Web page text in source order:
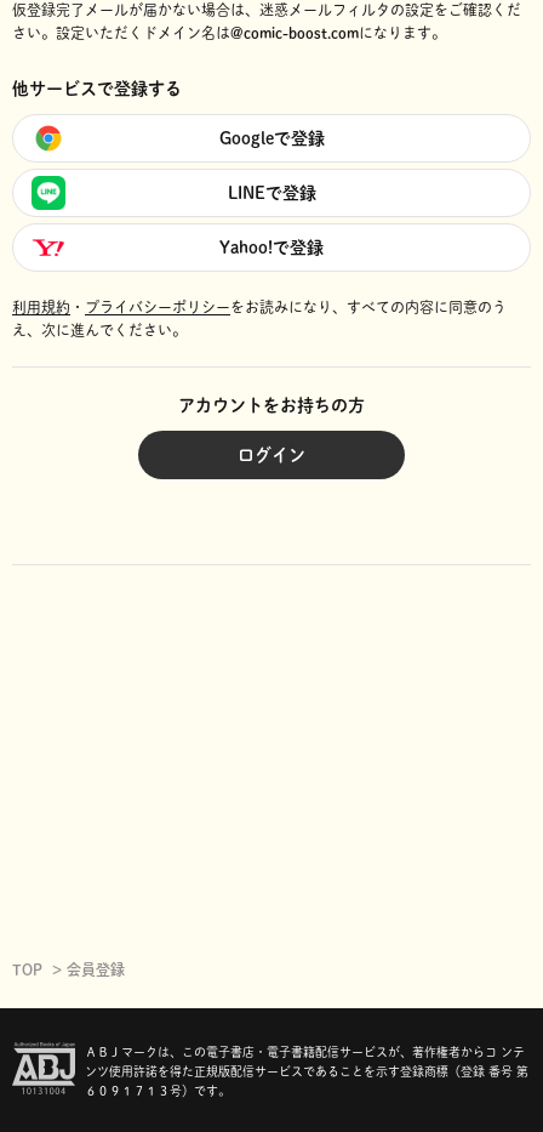
仮登録完了メールが届かない場合は、迷惑メールフィルタの設定をご確認くだ
さい。 設定いただくドメイン名は@comic-boost.comになります。
他サービスで登録する
Googleで登録
LINEで登録
Yahoo!で登録
利用規約 ・ プライバシーポリシーをお読みになり、 すべての内容に同意のう
え、次に進んでください。
アカウントをお持ちの方
ログイン
TOP 会員登録
ＡＢＪマークは、この電子書店・電子書籍配信サービスが、著作権者からコ ンテ
ンツ使用許諾を得た正規版配信サービスであることを示す登録商標（登録 番号 第
６０９１７１３号）です。